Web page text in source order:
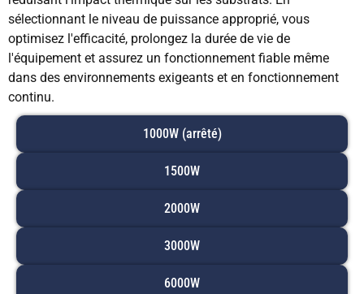
sélectionnant le niveau de puissance approprié, vous
optimisez l'efficacité, prolongez la durée de vie de
l'équipement et assurez un fonctionnement fiable même
dans des environnements exigeants et en fonctionnement
continu.
1000W (arrêté)
1500W
2000W
3000W
6000W